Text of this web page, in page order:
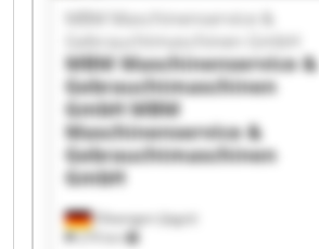
Ellwangen (Jagst)
279 km
MBM Maschinenservice &
Gebrauchtmaschinen GmbH
MBM Maschinenservice &
Gebrauchtmaschinen
GmbH MBM
Maschinenservice &
Gebrauchtmaschinen
GmbH